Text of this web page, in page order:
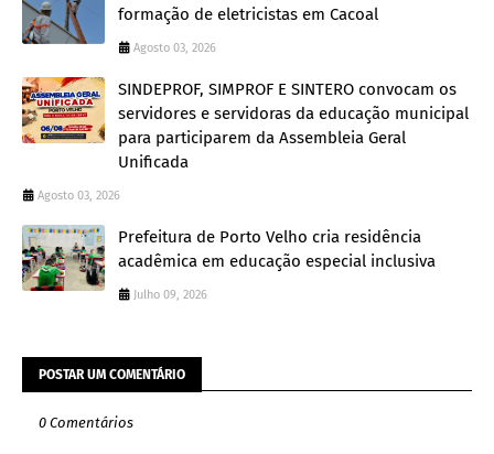
formação de eletricistas em Cacoal
Agosto 03, 2026
SINDEPROF, SIMPROF E SINTERO convocam os
servidores e servidoras da educação municipal
para participarem da Assembleia Geral
Unificada
Agosto 03, 2026
Prefeitura de Porto Velho cria residência
acadêmica em educação especial inclusiva
Julho 09, 2026
POSTAR UM COMENTÁRIO
0 Comentários